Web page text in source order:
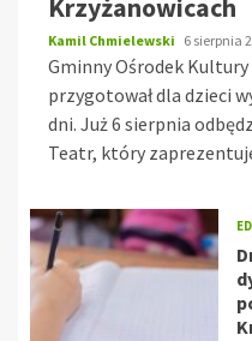
Krzyżanowicach
Kamil Chmielewski 6 sierpnia
Gminny Ośrodek
przygotował dla dzieci
dni. Już 6 sierpnia
Teatr, który